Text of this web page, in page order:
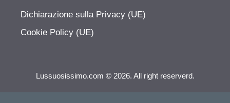
Dichiarazione sulla Privacy (UE)
Cookie Policy (UE)
Lussuosissimo.com © 2026. All right reserverd.